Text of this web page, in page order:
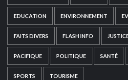
EDUCATION ENVIRONNEMENT
FAITS DIVERS FLASH INFO
PACIFIQUE POLITIQUE SANTÉ
SPORTS TOURISME